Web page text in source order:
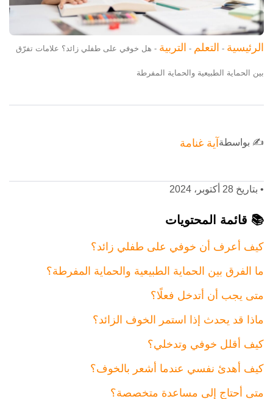
الرئيسية - التعلم - التربية - هل خوفي على طفلي زائد؟ علامات تفرّق
بين الحماية الطبيعية والحماية المفرطة
✍️ بواسطةآية غنامة
• بتاريخ 28 أكتوبر، 2024
📚 قائمة المحتويات
كيف أعرف أن خوفي على طفلي زائد؟
ما الفرق بين الحماية الطبيعية والحماية المفرطة؟
متى يجب أن أتدخل فعلًا؟
ماذا قد يحدث إذا استمر الخوف الزائد؟
كيف أقلل خوفي وتدخلي؟
كيف أهدئ نفسي عندما أشعر بالخوف؟
متى أحتاج إلى مساعدة متخصصة؟